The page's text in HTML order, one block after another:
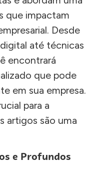
que impactam
Desde
até técnicas
encontrará
que pode
em sua empresa.
para a
artigos são uma
e Profundos